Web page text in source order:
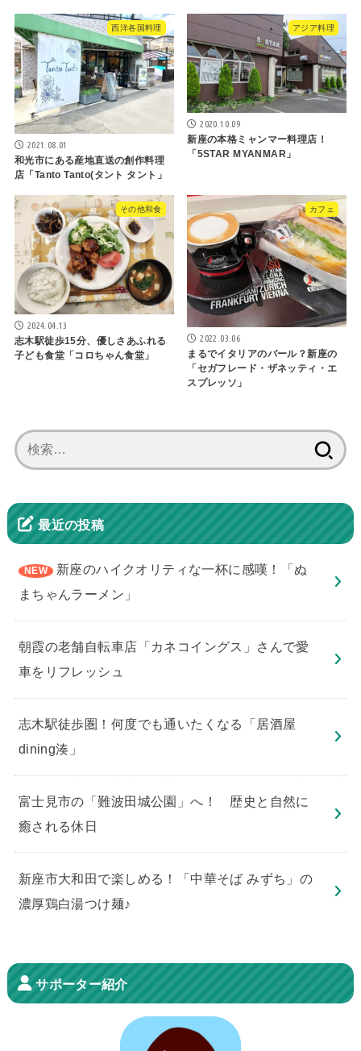
西洋各国料理
2021.08.01
和光市にある産地直送の創作料理
店「Tanto Tanto(タント タント」
アジア料理
2020.10.09
新座の本格ミャンマー料理店！
「5STAR MYANMAR」
その他和食
2024.04.13
志木駅徒歩15分、優しさあふれる
子ども食堂「コロちゃん食堂」
カフェ
2022.03.06
まるでイタリアのバール？新座の
「セガフレード・ザネッティ・エ
スプレッソ」
索:
最近の投稿
新座のハイクオリティな一杯に感嘆！「ぬ
まちゃんラーメン」
朝霞の老舗自転車店「カネコイングス」さんで愛
車をリフレッシュ
志木駅徒歩圏！何度でも通いたくなる「居酒屋
dining湊」
​富士見市の「難波田城公園」へ！ 歴史と自然に
癒される休日
新座市大和田で楽しめる！「中華そば みずち」の
濃厚鶏白湯つけ麺♪
サポーター紹介